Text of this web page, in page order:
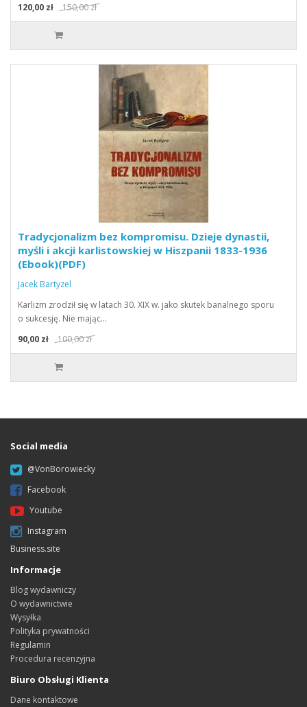
120,00 zł
150,00 zł
Tradycjonalizm bez kompromisu. Dzieje dynastii,
myśli i akcji karlistowskiej w Hiszpanii 1833-1936
(Ebook)(PDF)
Jacek Bartyzel
Karlizm zrodził się w latach 30. XIX w. jako skutek banalnego sporu
o sukcesję. Nie mając…
90,00 zł
100,00 zł
Social media
@VonBorowiecky
Facebook
Youtube
Instagram
Business.site
Informacje
Blog wydawniczy
O wydawnictwie
Wysyłka
Polityka prywatności
Regulamin
Procedura recenzyjna
Biuro Obsługi Klienta
Dane kontaktowe